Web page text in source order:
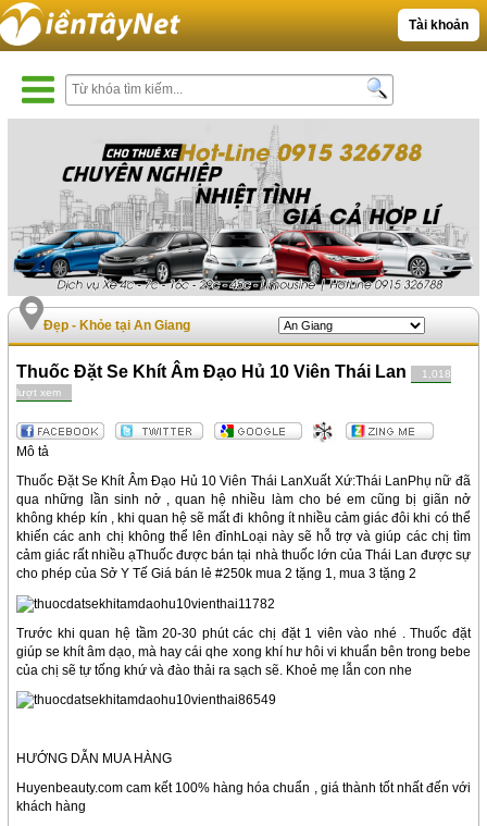
Tài khoản
Đẹp - Khỏe tại An Giang
Thuốc Đặt Se Khít Âm Đạo Hủ 10 Viên Thái Lan
1,018
lượt xem
Mô tả
Thuốc Đặt Se Khít Âm Đạo Hủ 10 Viên Thái LanXuất Xứ:Thái LanPhụ nữ đã
qua những lần sinh nở , quan hệ nhiều làm cho bé em cũng bị giãn nở
không khép kín , khi quan hệ sẽ mất đi không ít nhiều cảm giác đôi khi có thể
khiến các anh chị không thể lên đỉnhLoại này sẽ hỗ trợ và giúp các chị tìm
cảm giác rất nhiều ạThuốc được bán tại nhà thuốc lớn của Thái Lan được sự
cho phép của Sở Y Tế Giá bán lẻ #250k mua 2 tặng 1, mua 3 tặng 2
Trước khi quan hệ tầm 20-30 phút các chị đặt 1 viên vào nhé . Thuốc đặt
giúp se khít âm dạo, mà hay cái qhe xong khí hư hôi vi khuẩn bên trong bebe
của chị sẽ tự tống khứ và đào thải ra sạch sẽ. Khoẻ mẹ lẫn con nhe
HƯỚNG DẪN MUA HÀNG
Huyenbeauty.com cam kết 100% hàng hóa chuẩn , giá thành tốt nhất đến với
khách hàng